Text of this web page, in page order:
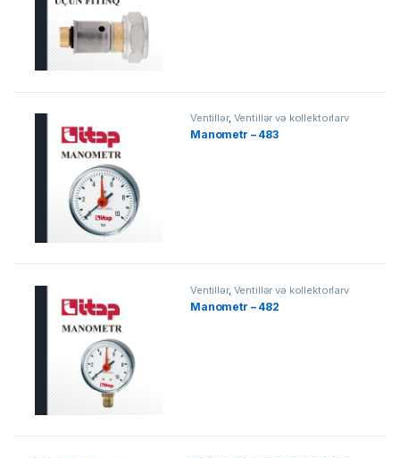
Ventillər, Ventillər və kollektorlarv
Manometr – 483
Ventillər, Ventillər və kollektorlarv
Manometr – 482